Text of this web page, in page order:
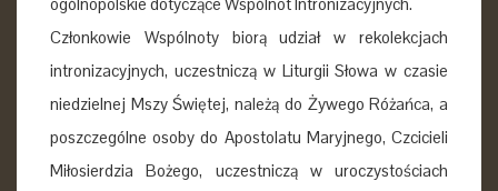
Członkowie Wspólnoty biorą udział w rekolekcjach
intronizacyjnych, uczestniczą w Liturgii Słowa w czasie
niedzielnej Mszy Świętej, należą do Żywego Różańca, a
poszczególne osoby do Apostolatu Maryjnego, Czcicieli
Miłosierdzia Bożego, uczestniczą w uroczystościach